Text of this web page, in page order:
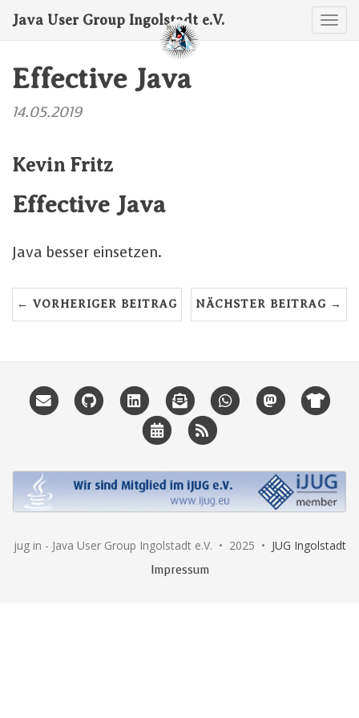
Java User Group Ingolstadt e.V.
Effective Java
14.05.2019
Kevin Fritz
Effective Java
Java besser einsetzen.
← VORHERIGER BEITRAG NÄCHSTER BEITRAG →
jug in - Java User Group Ingolstadt e.V. • 2025 • JUG Ingolstadt
Impressum